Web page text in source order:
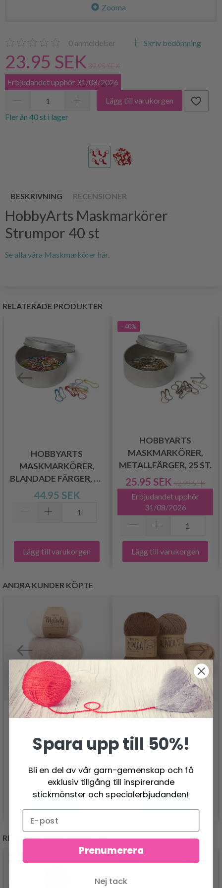
Zooma
0 anmeldelser Skriv bedömning
23.95 SEK 39.95 SEK
Erbjudandet upphör 31/08/2026
Lägg till varukorgen
Fler än 40 st i lager
BESKRIVNING RECENSIONER
HobbyArts Maskmarkörer
Strumpor 40 st
Se alla våra Maskmarkörer här.
RELATERADE PRODUKTER
HOBBYARTS
MASKMARKÖRER,
BLANDADE FÄRGER, 25
ST.
44.95 SEK
Lägg till varukorgen
- 40%
HOBBYARTS
MASKMARKÖRER,
METALLFÄRGER, 25 ST.
25.95 SEK 42.95 SEK
Erbjudandet upphör
31/08/2026
Lägg till varukorgen
ANDRA KUNDER KÖPTE
DROPS MELODY
49.95 SEK
DROPS ALPACA
REKOMMENDERAS FÖR DIG
Spara upp till 50%!
Bli en del av vår garn-gemenskap och få
exklusiv tillgång till inspirerande
stickmönster och specialerbjudanden!
Prenumerera
Nej tack